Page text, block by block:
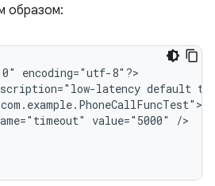
образом:
encoding="utf-8"?>
latency default
value="5000" />